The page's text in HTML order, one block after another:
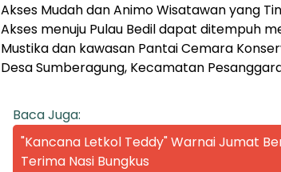
Akses Mudah dan Animo Wisatawan yang
Akses menuju Pulau Bedil dapat ditempuh
Mustika dan kawasan Pantai Cemara
Desa Sumberagung, Kecamatan
Baca Juga:
"Kancana Letkol Teddy" Warnai Jumat
Terima Nasi Bungkus